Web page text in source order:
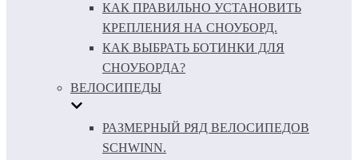
КАК ПРАВИЛЬНО УСТАНОВИТЬ
КРЕПЛЕНИЯ НА СНОУБОРД.
КАК ВЫБРАТЬ БОТИНКИ ДЛЯ
СНОУБОРДА?
ВЕЛОСИПЕДЫ
РАЗМЕРНЫЙ РЯД ВЕЛОСИПЕДОВ
SCHWINN.